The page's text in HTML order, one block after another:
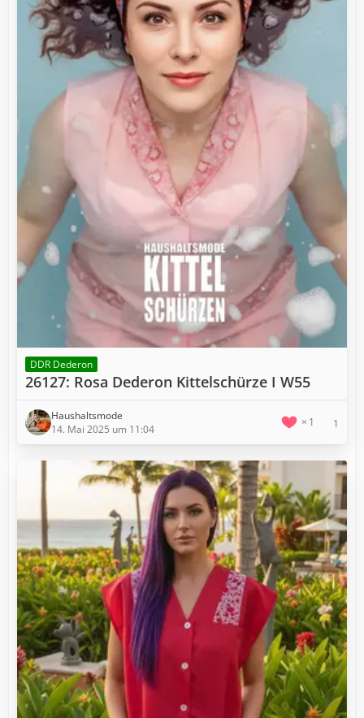
DDR Dederon
26127: Rosa Dederon Kittelschürze I W55
Haushaltsmode
14. Mai 2025 um 11:04
1 1